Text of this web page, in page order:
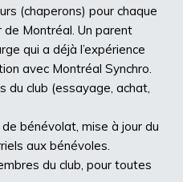
(chaperons) pour chaque
de Montréal. Un parent
qui a déjà l’expérience
avec Montréal Synchro.
du club (essayage, achat,
bénévolat, mise à jour du
aux bénévoles.
du club, pour toutes